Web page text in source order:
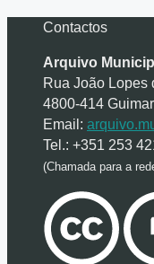
Contactos
Arquivo
Rua João Lopes
4800-414
Email:
Tel.: +351 253
(Chamada para a